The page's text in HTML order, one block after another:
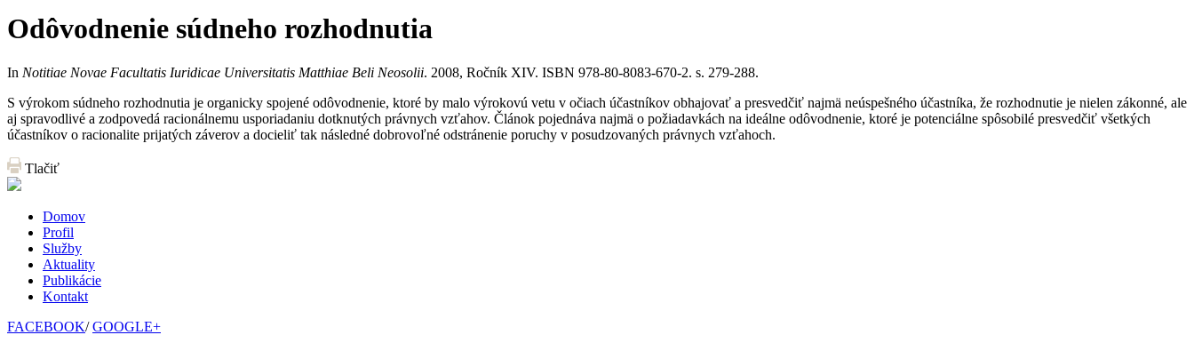
Odôvodnenie súdneho rozhodnutia
In Notitiae Novae Facultatis Iuridicae Universitatis Matthiae Beli Neosolii. 2008, Ročník XIV. ISBN 978-80-8083-670-2. s. 279-288.
S výrokom súdneho rozhodnutia je organicky spojené odôvodnenie, ktoré by malo výrokovú vetu v očiach účastníkov obhajovať a presvedčiť najmä neúspešného účastníka, že rozhodnutie je nielen zákonné, ale
aj spravodlivé a zodpovedá racionálnemu usporiadaniu dotknutých právnych vzťahov. Článok pojednáva najmä o požiadavkách na ideálne odôvodnenie, ktoré je potenciálne spôsobilé presvedčiť všetkých
účastníkov o racionalite prijatých záverov a docieliť tak následné dobrovoľné odstránenie poruchy v posudzovaných právnych vzťahoch.
Tlačiť
Domov
Profil
Služby
Aktuality
Publikácie
Kontakt
FACEBOOK/GOOGLE+